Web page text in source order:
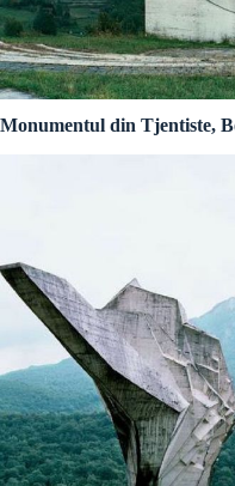
Monumentul din Tjentiste,